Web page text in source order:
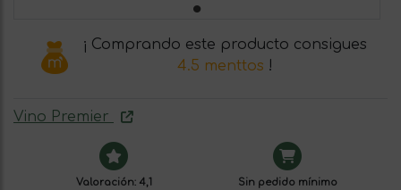
¡ Comprando este producto consigues
4.5 menttos !
Vino Premier
Valoración: 4,1 Sin pedido mínimo